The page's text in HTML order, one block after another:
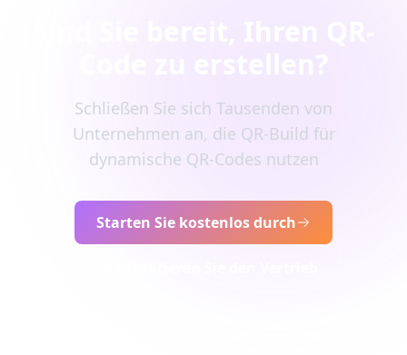
Schließen Sie sich Tausenden von
Unternehmen an, die QR-Build für
dynamische QR-Codes nutzen
Starten Sie kostenlos durch